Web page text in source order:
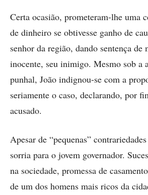
Certa ocasião, prometeram-lhe uma
de dinheiro se obtivesse ganho de
senhor da região, dando sentença de
inocente, seu inimigo. Mesmo sob a
punhal, João indignou-se com a
seriamente o caso, declarando, por
acusado.
Apesar de “pequenas”
sorria para o jovem governador.
na sociedade, promessa de
de um dos homens mais ricos da